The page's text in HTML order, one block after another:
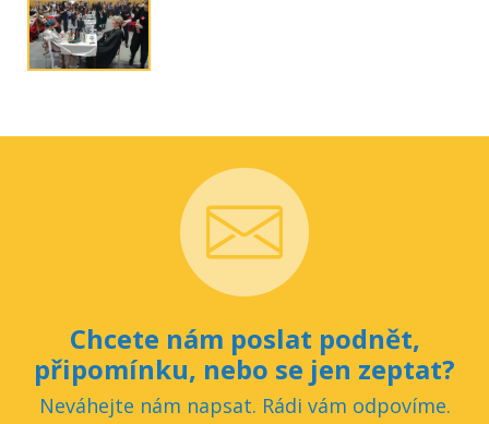
Chcete nám poslat podnět,
připomínku, nebo se jen zeptat?
Neváhejte nám napsat. Rádi vám odpovíme.